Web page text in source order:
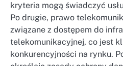
kryteria mogą świadczyć
Po drugie, prawo
związane z dostępem do
telekomunikacyjnej, co jest
konkurencyjności na rynku.